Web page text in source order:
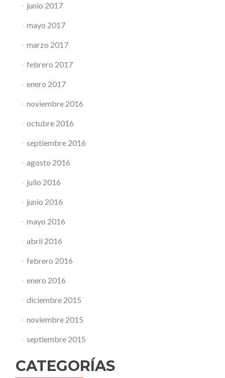
junio 2017
mayo 2017
marzo 2017
febrero 2017
enero 2017
noviembre 2016
octubre 2016
septiembre 2016
agosto 2016
julio 2016
junio 2016
mayo 2016
abril 2016
febrero 2016
enero 2016
diciembre 2015
noviembre 2015
septiembre 2015
CATEGORÍAS